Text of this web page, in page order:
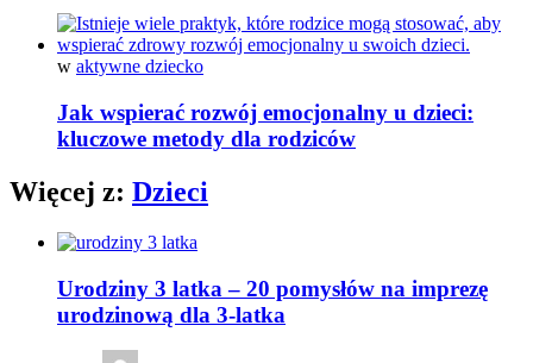
w aktywne dziecko
Jak wspierać rozwój emocjonalny u dzieci:
kluczowe metody dla rodziców
Więcej z: Dzieci
Urodziny 3 latka – 20 pomysłów na imprezę
urodzinową dla 3-latka